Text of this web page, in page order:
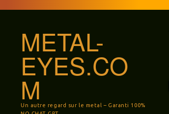
METAL-
EYES.CO
M
Un autre regard sur le metal – Garanti 100%